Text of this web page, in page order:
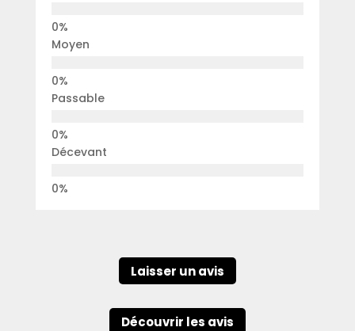
Moyen
Passable
Décevant
Laisser un avis
Découvrir les avis